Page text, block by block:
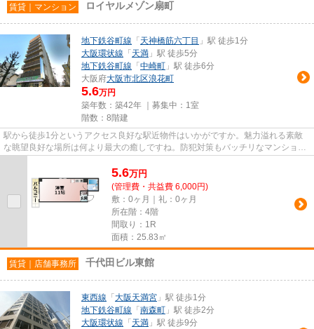
賃貸｜マンション ロイヤルメゾン扇町
地下鉄谷町線 「 天神橋筋六丁目 」駅 徒歩1分
大阪環状線 「 天満 」駅 徒歩5分
地下鉄谷町線 「 中崎町 」駅 徒歩6分
大阪府大阪市北区浪花町
5.6万円
築年数：築42年 ｜募集中： 1室
階数：8階建
駅から徒歩1分というアクセス良好な駅近物件はいかがですか。魅力溢れる素敵
な眺望良好な場所は何より最大の癒しですね。防犯対策もバッチリなマンション
5.6万円
(管理費・共益費 6,000円)
敷：0ヶ月｜礼：0ヶ月
所在階：4階
間取り：1R
面積：25.83㎡
賃貸｜店舗事務所 千代田ビル東館
東西線 「 大阪天満宮 」駅 徒歩1分
地下鉄谷町線 「 南森町 」駅 徒歩2分
大阪環状線 「 天満 」駅 徒歩9分